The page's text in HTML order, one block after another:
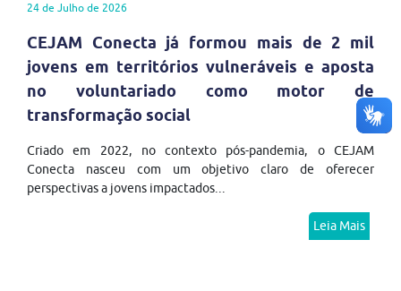
24 de Julho de 2026
CEJAM Conecta já formou mais de 2 mil
jovens em territórios vulneráveis e aposta
no voluntariado como motor de
transformação social
Criado em 2022, no contexto pós-pandemia, o CEJAM
Conecta nasceu com um objetivo claro de oferecer
perspectivas a jovens impactados...
Leia Mais